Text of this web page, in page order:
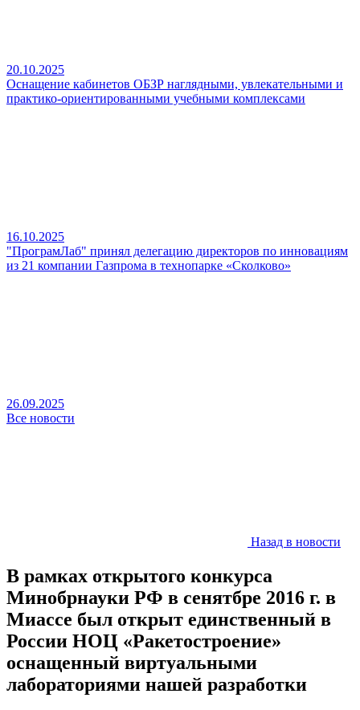
20.10.2025
Оснащение кабинетов ОБЗР наглядными, увлекательными и
практико‑ориентированными учебными комплексами
16.10.2025
"ПрограмЛаб" принял делегацию директоров по инновациям
из 21 компании Газпрома в технопарке «Сколково»
26.09.2025
Все новости
Назад в новости
В рамках открытого конкурса
Минобрнауки РФ в сенятбре 2016 г. в
Миассе был открыт единственный в
России НОЦ «Ракетостроение»
оснащенный виртуальными
лабораториями нашей разработки